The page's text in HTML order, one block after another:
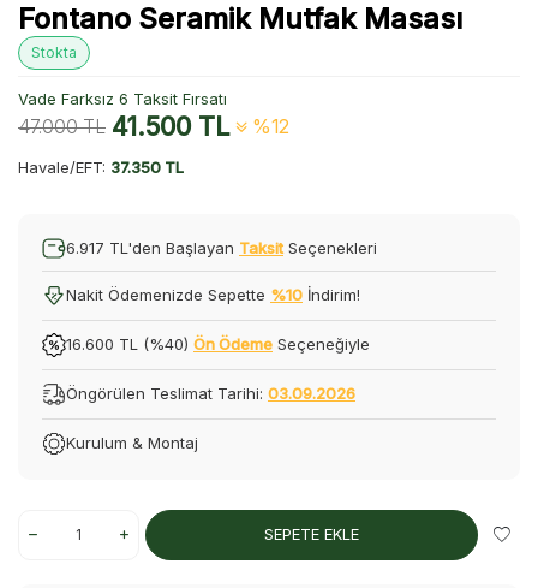
Fontano Seramik Mutfak Masası
Stokta
Vade Farksız 6 Taksit Fırsatı
47.000TL 41.500TL %12
Havale/EFT: 37.350 TL
6.917 TL'den Başlayan Taksit Seçenekleri
Nakit Ödemenizde Sepette %10 İndirim!
16.600 TL (%40) Ön Ödeme Seçeneğiyle
Öngörülen Teslimat Tarihi: 03.09.2026
Kurulum & Montaj
SEPETE EKLE